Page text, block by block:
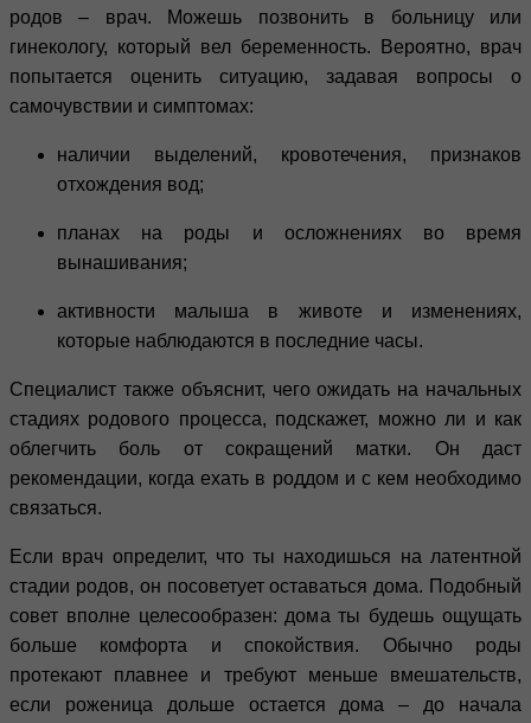
родов – врач. Можешь позвонить в больницу или
гинекологу, который вел беременность. Вероятно, врач
попытается оценить ситуацию, задавая вопросы о
самочувствии и симптомах:
наличии выделений, кровотечения, признаков
отхождения вод;
планах на роды и осложнениях во время
вынашивания;
активности малыша в животе и изменениях,
которые наблюдаются в последние часы.
Специалист также объяснит, чего ожидать на начальных
стадиях родового процесса, подскажет, можно ли и как
облегчить боль от сокращений матки. Он даст
рекомендации, когда ехать в роддом и с кем необходимо
связаться.
Если врач определит, что ты находишься на латентной
стадии родов, он посоветует оставаться дома. Подобный
совет вполне целесообразен: дома ты будешь ощущать
больше комфорта и спокойствия. Обычно роды
протекают плавнее и требуют меньше вмешательств,
если роженица дольше остается дома – до начала